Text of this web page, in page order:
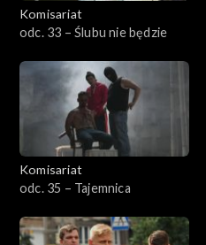
Komisariat
odc. 33 – Ślubu nie będzie
Komisariat
odc. 35 – Tajemnica